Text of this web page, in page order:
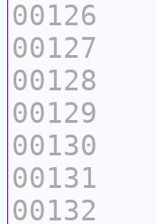
00126
00127
00128
00129
00130
00131
00132